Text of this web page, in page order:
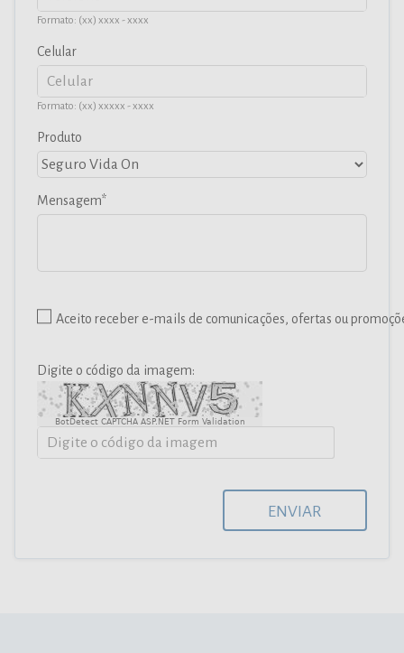
Formato: (xx) xxxx - xxxx
Celular
Formato: (xx) xxxxx - xxxx
Produto
Mensagem
Aceito receber e-mails de comunicações, ofertas ou
Digite o código da imagem:
BotDetect CAPTCHA ASP.NET Form Validation
ENVIAR